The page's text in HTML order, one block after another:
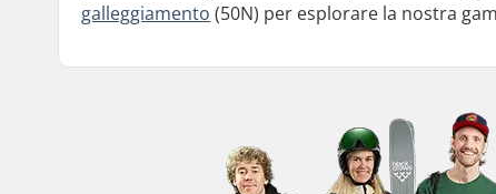
galleggiamento (50N) per esplorare la nostra